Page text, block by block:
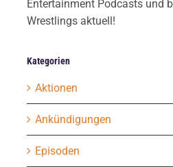
Entertainment Podcasts und
Wrestlings aktuell!
Kategorien
Aktionen
Ankündigungen
Episoden